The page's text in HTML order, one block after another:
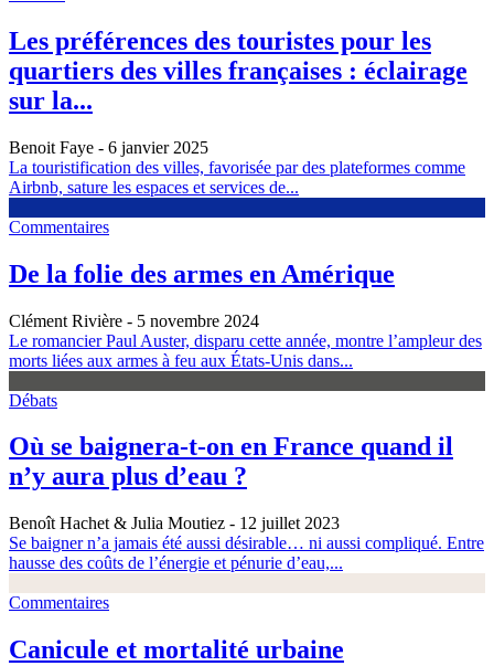
Les préférences des touristes pour les
quartiers des villes françaises : éclairage
sur la...
Benoit Faye - 6 janvier 2025
La touristification des villes, favorisée par des plateformes comme
Airbnb, sature les espaces et services de...
Commentaires
De la folie des armes en Amérique
Clément Rivière - 5 novembre 2024
Le romancier Paul Auster, disparu cette année, montre l’ampleur des
morts liées aux armes à feu aux États-Unis dans...
Débats
Où se baignera-t-on en France quand il
n’y aura plus d’eau ?
Benoît Hachet & Julia Moutiez - 12 juillet 2023
Se baigner n’a jamais été aussi désirable… ni aussi compliqué. Entre
hausse des coûts de l’énergie et pénurie d’eau,...
Commentaires
Canicule et mortalité urbaine